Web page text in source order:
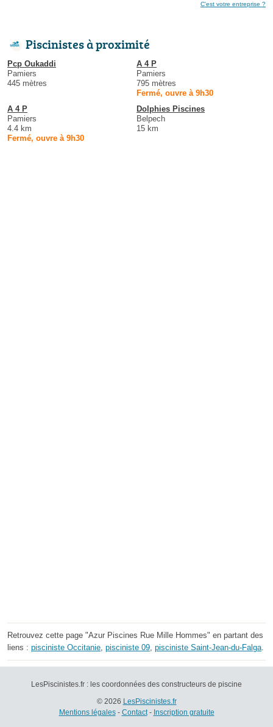
C'est votre entreprise ?
Piscinistes à proximité
Pcp Oukaddi
Pamiers
445 mètres
A 4 P
Pamiers
795 mètres
Fermé, ouvre à 9h30
A 4 P
Pamiers
4.4 km
Fermé, ouvre à 9h30
Dolphies Piscines
Belpech
15 km
Retrouvez cette page "Azur Piscines Rue Mille Hommes" en partant des
liens : pisciniste Occitanie, pisciniste 09, pisciniste Saint-Jean-du-Falga.
LesPiscinistes.fr : les coordonnées des constructeurs de piscine
© 2026 LesPiscinistes.fr
Mentions légales- Contact- Inscription gratuite